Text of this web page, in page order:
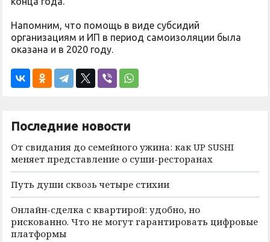
Напомним, что помощь в виде субсидий
организациям и ИП в период самоизоляции была
оказана и в 2020 году.
Последние новости
От свидания до семейного ужина: как UP SUSHI
меняет представление о суши-ресторанах
Путь души сквозь четыре стихии
Онлайн-сделка с квартирой: удобно, но
рискованно. Что не могут гарантировать цифровые
платформы